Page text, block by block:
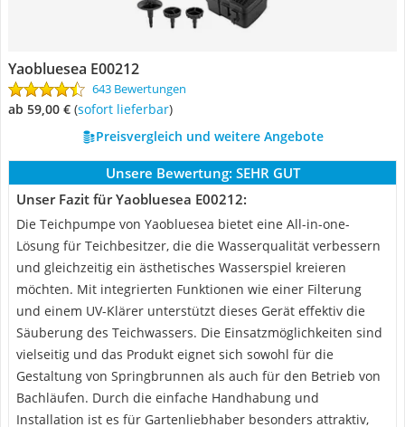
Yaobluesea E00212
643 Bewertungen
ab 59,00 € ( Sofort lieferbar)
Preisvergleich und weitere Angebote
Unsere Bewertung: SEHR GUT
Unser Fazit für Yaobluesea E00212:
Die Teichpumpe von Yaobluesea bietet eine All-in-one-
Lösung für Teichbesitzer, die die Wasserqualität verbessern
und gleichzeitig ein ästhetisches Wasserspiel kreieren
möchten. Mit integrierten Funktionen wie einer Filterung
und einem UV-Klärer unterstützt dieses Gerät effektiv die
Säuberung des Teichwassers. Die Einsatzmöglichkeiten sind
vielseitig und das Produkt eignet sich sowohl für die
Gestaltung von Springbrunnen als auch für den Betrieb von
Bachläufen. Durch die einfache Handhabung und
Installation ist es für Gartenliebhaber besonders attraktiv,